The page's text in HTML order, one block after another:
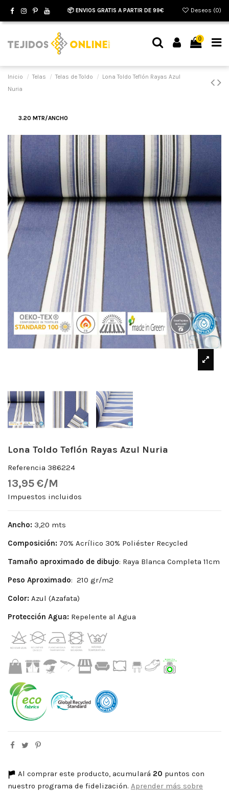
📦 ENVIOS GRATIS A PARTIR DE 99€ Deseos (0)
0
Inicio Telas Telas de Toldo
Lona Toldo Teflón Rayas Azul
Nuria
3.20 MTR/ANCHO
Lona Toldo Teflón Rayas Azul Nuria
Referencia 386224
13,95 €/M
Impuestos incluidos
Ancho: 3,20 mts
Composición: 70% Acrílico 30% Poliéster Recycled
Tamaño aproximado de dibujo: Raya Blanca Completa 11cm
Peso Aproximado: 210 gr/m2
Color: Azul (Azafata)
Protección Agua: Repelente al Agua
Al comprar este producto, acumulará 20 puntos con
nuestro programa de fidelización. Aprender más sobre